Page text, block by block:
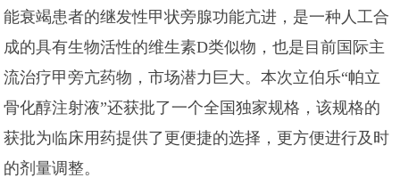
能衰竭患者的继发性甲状旁腺功能亢进，是一种人工合
成的具有生物活性的维生素D类似物，也是目前国际主
流治疗甲旁亢药物，市场潜力巨大。本次立伯乐“帕立
骨化醇注射液”还获批了一个全国独家规格，该规格的
获批为临床用药提供了更便捷的选择，更方便进行及时
的剂量调整。